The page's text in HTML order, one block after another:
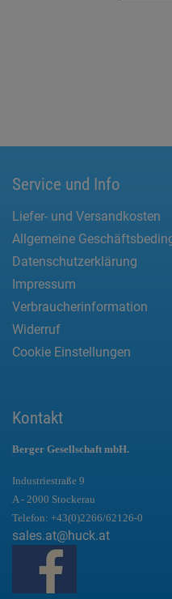
Service und Info
Liefer- und Versandkosten
Allgemeine
Datenschutzerklärung
Impressum
Verbraucherinformation
Widerruf
Cookie Einstellungen
Kontakt
Berger Gesellschaft mbH.
Industriestraße 9
A - 2000 Stockerau
Telefon: +43(0)2266/62126-0
sales.at@huck.at